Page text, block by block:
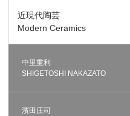
近現代陶芸
Modern Ceramics
中里重利
SHIGETOSHI NAKAZATO
濱田庄司